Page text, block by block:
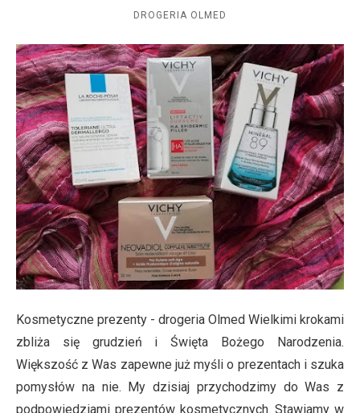
DROGERIA OLMED
Kosmetyczne prezenty - drogeria Olmed Wielkimi krokami
zbliża się grudzień i Święta Bożego Narodzenia.
Większość z Was zapewne już myśli o prezentach i szuka
pomysłów na nie. My dzisiaj przychodzimy do Was z
podpowiedziami prezentów kosmetycznych. Stawiamy w